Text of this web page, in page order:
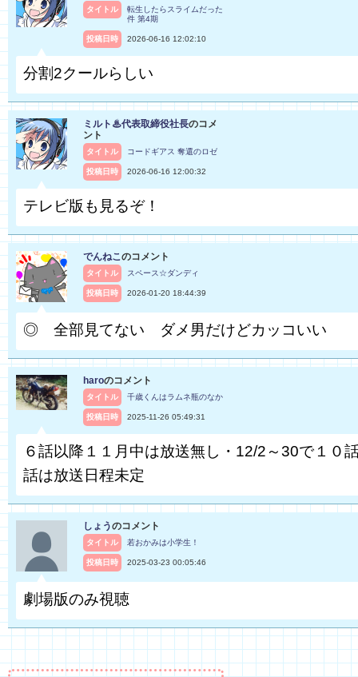
タイトル
転生したらスライムだった
件 第4期
投稿日時 2026-06-16 12:02:10
分割2クールらしい
ミルト♨代表取締役社長のコメ
ント
タイトル コードギアス 奪還のロゼ
投稿日時 2026-06-16 12:00:32
テレビ版も見るぞ！
でんねこのコメント
タイトル スペース☆ダンディ
投稿日時 2026-01-20 18:44:39
◎ 全部見てない ダメ男だけどカッコいい
haroのコメント
タイトル 千歳くんはラムネ瓶のなか
投稿日時 2025-11-26 05:49:31
６話以降１１月中は放送無し・12/2～30で１０
話は放送日程未定
しょうのコメント
タイトル 若おかみは小学生！
投稿日時 2025-03-23 00:05:46
劇場版のみ視聴